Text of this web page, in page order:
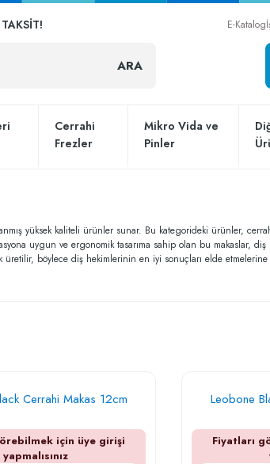
E-Katalog
ARA
Cerrahi
Frezler
Mikro Vida ve
Pinler
yüksek kaliteli ürünler sunar. Bu kategorideki ürünler,
uygun ve ergonomik tasarıma sahip olan bu makaslar,
böylece diş hekimlerinin en iyi sonuçları elde etmelerine
Cerrahi Makas 12cm
için üye girişi
yapmalısınız
Leobone
Fiyatları